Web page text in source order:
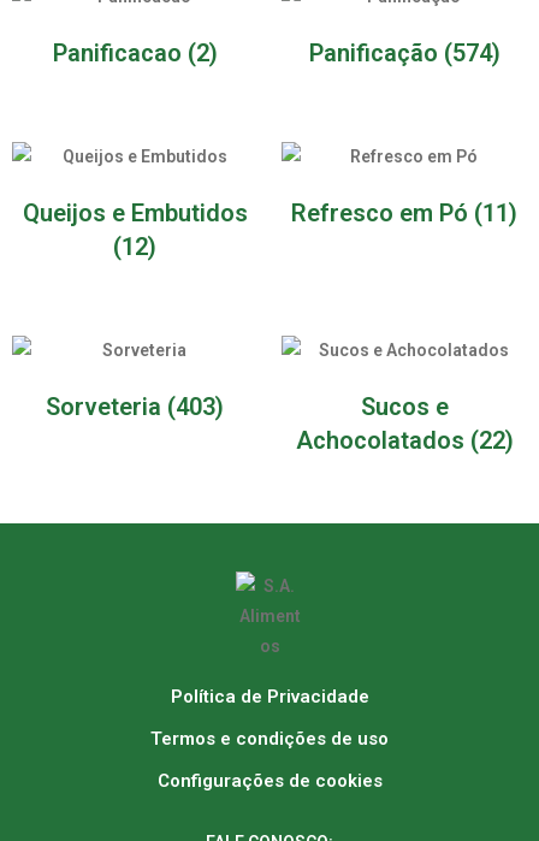
Panificacao (2) Panificação (574)
Queijos e Embutidos
(12)
Refresco em Pó (11)
Sorveteria (403)
Sucos e
Achocolatados (22)
Política de Privacidade
Termos e condições de uso
Configurações de cookies